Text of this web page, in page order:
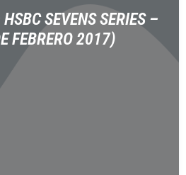
SEVENS SERIES –
FEBRERO 2017)